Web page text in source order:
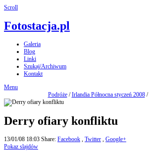
Scroll
Fotostacja.pl
Galeria
Blog
Linki
Szukaj/Archiwum
Kontakt
Menu
Podróże/Irlandia Północna styczeń 2008/
Derry ofiary konfliktu
13/01/08 18:03 Share: Facebook , Twitter , Google+
Pokaz slajdów